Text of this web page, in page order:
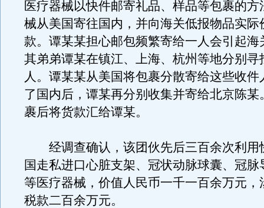
医疗器械以快件邮寄礼品、样品等包裹的方
械从美国寄往国内，并向海关低报物品实际
款。谭某某担心邮包频繁寄给一人会引起海
其弟弟谭某在镇江、上海、杭州等地分别寻
人。谭某某从美国将包裹分散寄给这些收件
了国内后，谭某再分别收集并寄给北京陈某
裹后将货款汇给谭某。
经调查确认，该团伙先后三百余次利用
国走私进口心脏支架、冠状动脉球囊、冠脉
等医疗器械，价值人民币一千一百余万元，
税款二百余万元。